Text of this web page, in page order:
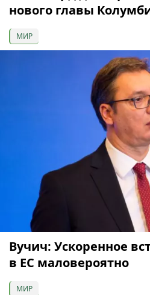
нового главы
МИР
Вучич: Ускоренное
в ЕС маловероятно
МИР